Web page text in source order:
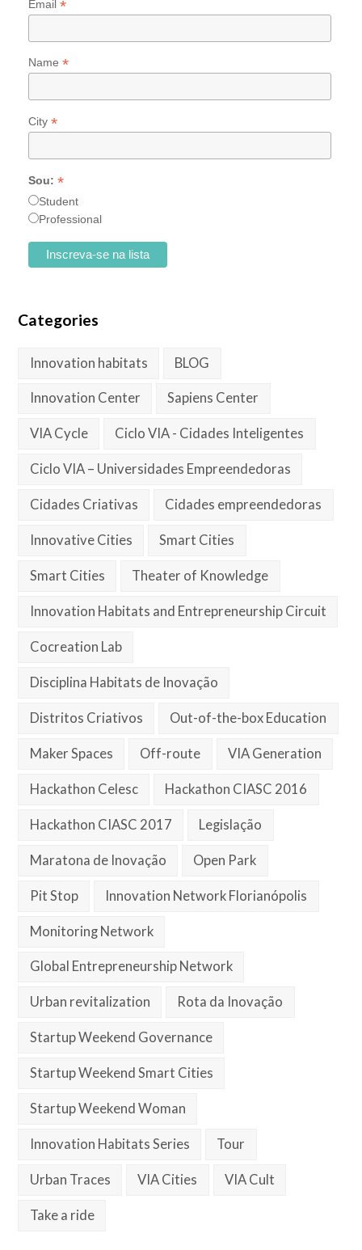
Email *
Name *
City *
Sou: *
Student
Professional
Categories
Innovation habitats BLOG
Innovation Center Sapiens Center
VIA Cycle Ciclo VIA - Cidades Inteligentes
Ciclo VIA – Universidades Empreendedoras
Cidades Criativas Cidades empreendedoras
Innovative Cities Smart Cities
Smart Cities Theater of Knowledge
Innovation Habitats and Entrepreneurship Circuit
Cocreation Lab
Disciplina Habitats de Inovação
Distritos Criativos Out-of-the-box Education
Maker Spaces Off-route VIA Generation
Hackathon Celesc Hackathon CIASC 2016
Hackathon CIASC 2017 Legislação
Maratona de Inovação Open Park
Pit Stop Innovation Network Florianópolis
Monitoring Network
Global Entrepreneurship Network
Urban revitalization Rota da Inovação
Startup Weekend Governance
Startup Weekend Smart Cities
Startup Weekend Woman
Innovation Habitats Series Tour
Urban Traces VIA Cities VIA Cult
Take a ride